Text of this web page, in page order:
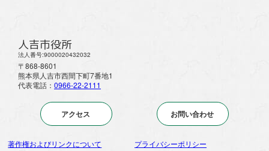
人吉市役所
法人番号:9000020432032
〒868-8601
熊本県人吉市西間下町7番地1
代表電話： 0966-22-2111
アクセス お問い合わせ
著作権およびリンクについて
プライバシーポリシー